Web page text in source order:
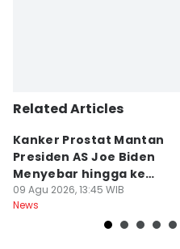
Related Articles
Kanker Prostat Mantan
Presiden AS Joe Biden
Menyebar hingga ke
Tulang
09 Agu 2026, 13:45 WIB
News